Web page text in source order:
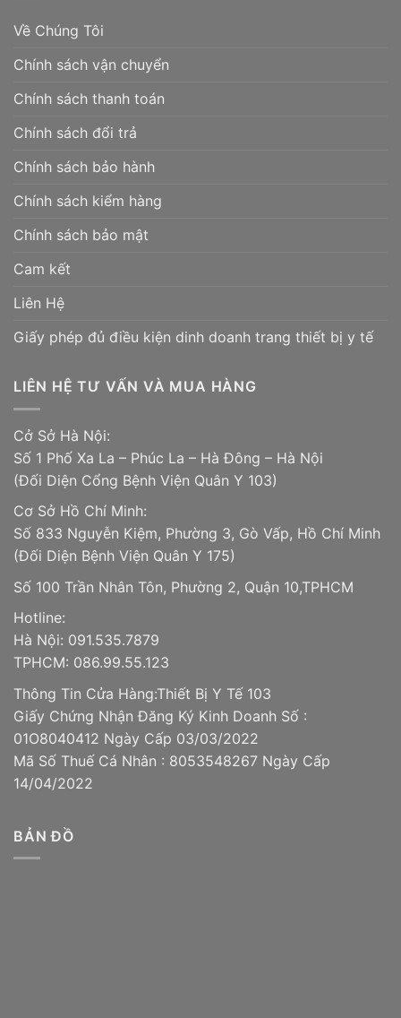
Về Chúng Tôi
Chính sách vận chuyển
Chính sách thanh toán
Chính sách đổi trả
Chính sách bảo hành
Chính sách kiểm hàng
Chính sách bảo mật
Cam kết
Liên Hệ
Giấy phép đủ điều kiện dinh doanh trang thiết bị y tế
LIÊN HỆ TƯ VẤN VÀ MUA HÀNG
Cở Sở Hà Nội:
Số 1 Phố Xa La – Phúc La – Hà Đông – Hà Nội
(Đối Diện Cổng Bệnh Viện Quân Y 103)
Cơ Sở Hồ Chí Minh:
Số 833 Nguyễn Kiệm, Phường 3, Gò Vấp, Hồ Chí Minh
(Đối Diện Bệnh Viện Quân Y 175)
Số 100 Trần Nhân Tôn, Phường 2, Quận 10,TPHCM
Hotline:
Hà Nội: 091.535.7879
TPHCM: 086.99.55.123
Thông Tin Cửa Hàng:Thiết Bị Y Tế 103
Giấy Chứng Nhận Đăng Ký Kinh Doanh Số :
01O8040412 Ngày Cấp 03/03/2022
Mã Số Thuế Cá Nhân : 8053548267 Ngày Cấp
14/04/2022
BẢN ĐỒ